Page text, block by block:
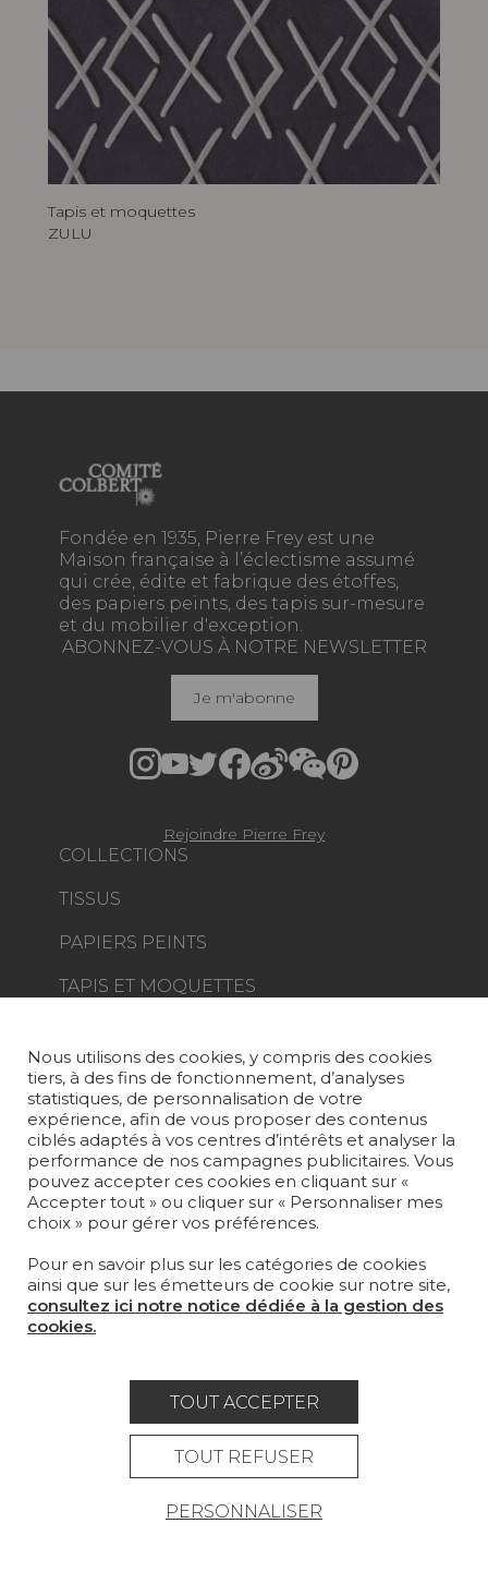
Tapis et moquettes
ZULU
Fondée en 1935, Pierre Frey est une
Maison française à l’éclectisme assumé
qui crée, édite et fabrique des étoffes,
des papiers peints, des tapis sur-mesure
et du mobilier d'exception.
COLLECTIONS
TISSUS
PAPIERS PEINTS
TAPIS ET MOQUETTES
PROJETS
SUR-MESURE
MAGAZINE
LA MAISON
OÙ NOUS TROUVER ?
ABONNEZ-VOUS À NOTRE NEWSLETTER
Je m'abonne
Rejoindre Pierre Frey
Mentions légales
données
Condtions générales de vente
Nous utilisons des cookies, y compris des cookies
tiers, à des fins de fonctionnement, d’analyses
statistiques, de personnalisation de votre
expérience, afin de vous proposer des contenus
ciblés adaptés à vos centres d’intérêts et analyser la
performance de nos campagnes publicitaires. Vous
pouvez accepter ces cookies en cliquant sur «
Accepter tout » ou cliquer sur « Personnaliser mes
choix » pour gérer vos préférences.
Pour en savoir plus sur les catégories de cookies
ainsi que sur les émetteurs de cookie sur notre site,
consultez ici notre notice dédiée à la gestion des
cookies.
TOUT ACCEPTER
TOUT REFUSER
PERSONNALISER